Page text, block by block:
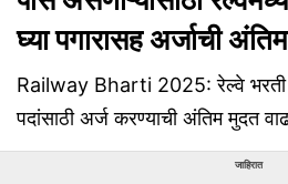
घ्या पगारासह अर्जाची
Railway Bharti 2025: रेल्वे
पदांसाठी अर्ज करण्याची अंतिम मुदत
जाहिरात